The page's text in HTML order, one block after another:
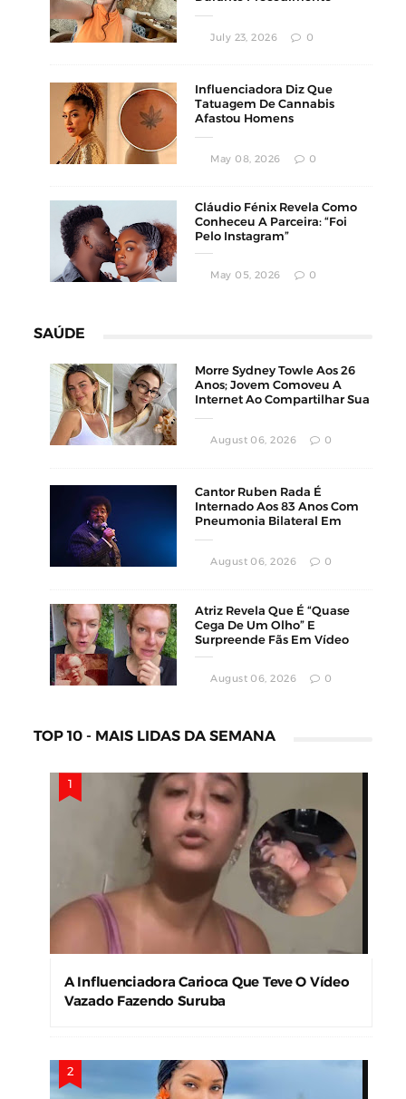
July 23, 2026 0
Influenciadora Diz Que
Tatuagem De Cannabis
Afastou Homens
May 08, 2026 0
Cláudio Fénix Revela Como
Conheceu A Parceira: “Foi
Pelo Instagram”
May 05, 2026 0
SAÚDE
Morre Sydney Towle Aos 26
Anos; Jovem Comoveu A
Internet Ao Compartilhar Sua
August 06, 2026 0
Cantor Ruben Rada É
Internado Aos 83 Anos Com
Pneumonia Bilateral Em
August 06, 2026 0
Atriz Revela Que É “Quase
Cega De Um Olho” E
Surpreende Fãs Em Vídeo
August 06, 2026 0
TOP 10 - MAIS LIDAS DA SEMANA
A Influenciadora Carioca Que Teve O Vídeo
Vazado Fazendo Suruba